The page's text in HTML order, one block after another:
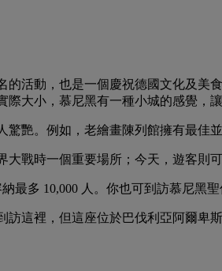
活動，也是一個慶祝德國文化及
大小，慕尼黑有一種小城的感覺，讓
艷。例如，老繪畫陳列館擁有最佳
戰時一個重要場所；今天，遊客則
多 10,000 人。你也可到訪慕尼黑
這裡，但這座位於巴伐利亞阿爾卑